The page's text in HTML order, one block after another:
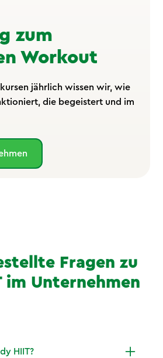
zum
Workout
jährlich wissen wir, wie
die begeistert und im
Fragen zu
im Unternehmen
HIIT?